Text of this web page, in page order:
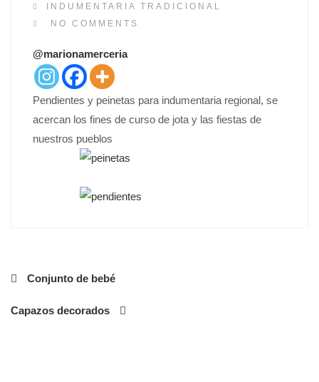
O
S
E
D
O
INDUMENTARIA TRADICIONAL
NO COMMENTS
@marionamerceria
Pendientes y peinetas para indumentaria regional, se
acercan los fines de curso de jota y las fiestas de
nuestros pueblos
Navegación
de
Conjunto de bebé
Capazos decorados